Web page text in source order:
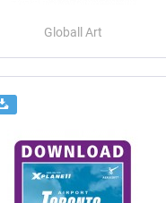
Globall Art